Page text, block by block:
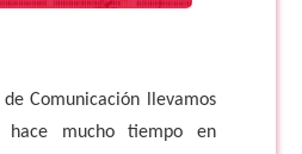
Comunicación llevamos
hace mucho tiempo en